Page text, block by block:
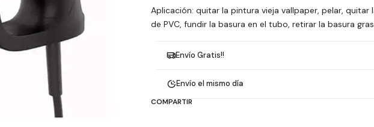
Aplicación: quitar la pintura vieja vallpaper, pelar,
de PVC, fundir la basura en el tubo, retirar la basura
Envío Gratis!!
Envío el mismo día
COMPARTIR